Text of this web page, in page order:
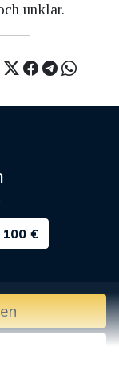
unklar.
100 €